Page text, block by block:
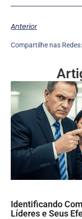
Anterior
Compartilhe nas Redes:
Identificando
Líderes e Seus